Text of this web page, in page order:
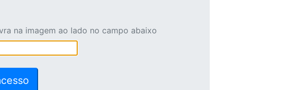
na imagem ao lado no campo abaixo